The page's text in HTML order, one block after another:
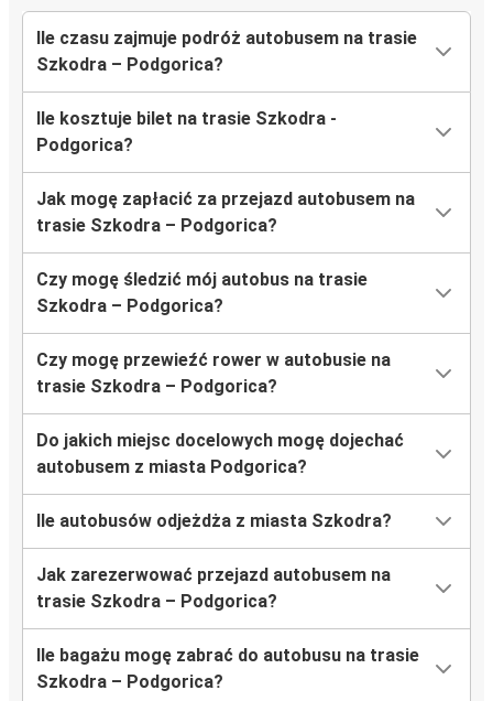
Ile czasu zajmuje podróż autobusem na trasie
Szkodra – Podgorica?
Ile kosztuje bilet na trasie Szkodra -
Podgorica?
Jak mogę zapłacić za przejazd autobusem na
trasie Szkodra – Podgorica?
Czy mogę śledzić mój autobus na trasie
Szkodra – Podgorica?
Czy mogę przewieźć rower w autobusie na
trasie Szkodra – Podgorica?
Do jakich miejsc docelowych mogę dojechać
autobusem z miasta Podgorica?
Ile autobusów odjeżdża z miasta Szkodra?
Jak zarezerwować przejazd autobusem na
trasie Szkodra – Podgorica?
Ile bagażu mogę zabrać do autobusu na trasie
Szkodra – Podgorica?